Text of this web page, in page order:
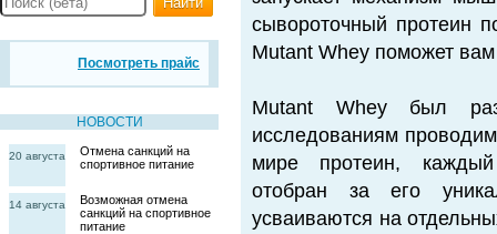
Посмотреть прайс
НОВОСТИ
20 августа
Отмена санкций на
спортивное питание
14 августа
Возможная отмена
санкций на спортивное
питание
сывороточный протеин
Mutant Whey поможет
Mutant Whey был
исследованиям
мире протеин, каждый
отобран за его
усваиваются на